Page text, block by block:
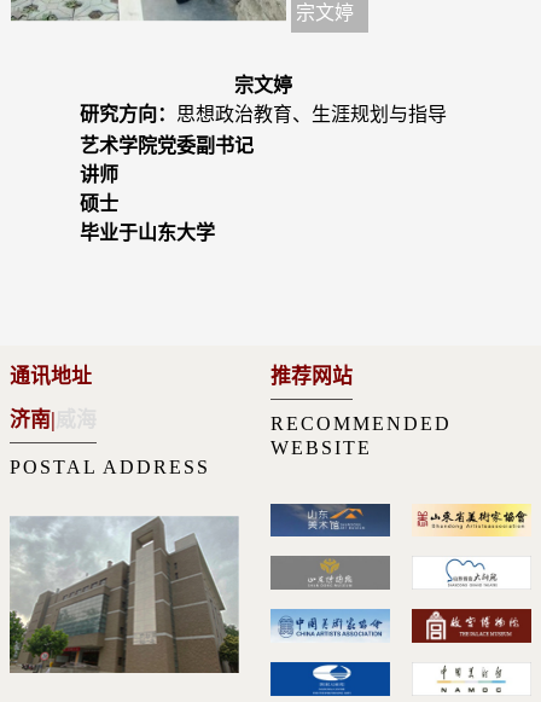
宗文婷
宗文婷
研究方向： 思想政治教育、生涯规划与指导
艺术学院党委副书记
讲师
硕士
毕业于山东大学
通讯地址
济南|
POSTAL ADDRESS
推荐网站
RECOMMENDED
WEBSITE